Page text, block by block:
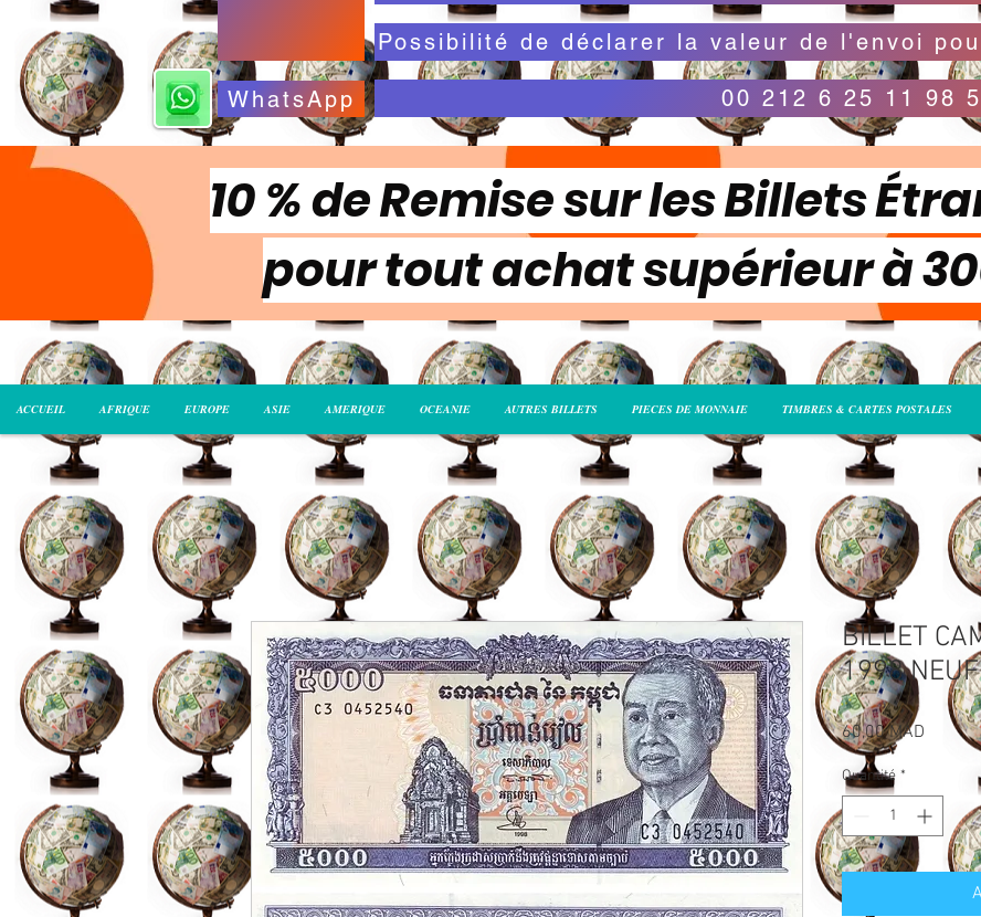
WhatsApp 00 212 6 25 11 98
10 % de Remise sur les Billets
pour tout achat supérieur à
ACCUEIL AFRIQUE EUROPE ASIE AMERIQUE OCEANIE AUTRES BILLETS PIECES DE MONNAIE TIMBRES & CARTES POSTALES
BILLET
1998
60,00 MAD
Quantité *